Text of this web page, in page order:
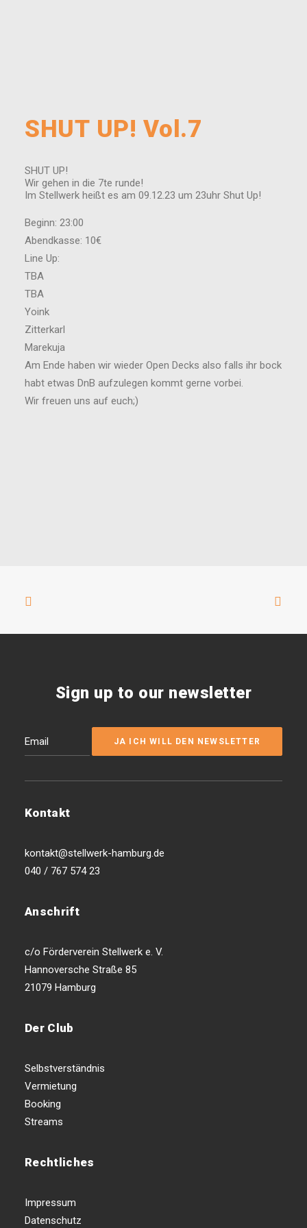
SHUT UP! Vol.7
SHUT UP!
Wir gehen in die 7te runde!
Im Stellwerk heißt es am 09.12.23 um 23uhr Shut Up!
Beginn: 23:00
Abendkasse: 10€
Line Up:
TBA
TBA
Yoink
Zitterkarl
Marekuja
Am Ende haben wir wieder Open Decks also falls ihr bock
habt etwas DnB aufzulegen kommt gerne vorbei.
Wir freuen uns auf euch;)
Sign up to our newsletter
Kontakt
kontakt@stellwerk-hamburg.de
040 / 767 574 23
Anschrift
c/o Förderverein Stellwerk e. V.
Hannoversche Straße 85
21079 Hamburg
Der Club
Selbstverständnis
Vermietung
Booking
Streams
Rechtliches
Impressum
Datenschutz